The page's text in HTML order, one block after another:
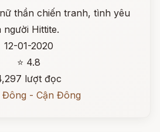
thần chiến tranh, tình yêu
người Hittite.
12-01-2020
⭐ 4.8
lượt đọc
- Cận Đông